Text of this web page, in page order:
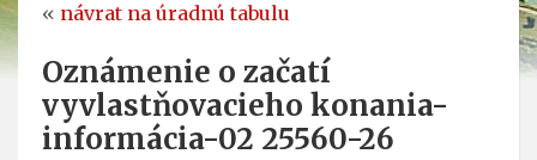
« návrat na úradnú tabulu
Oznámenie o začatí
vyvlastňovacieho konania-
informácia-02 25560-26